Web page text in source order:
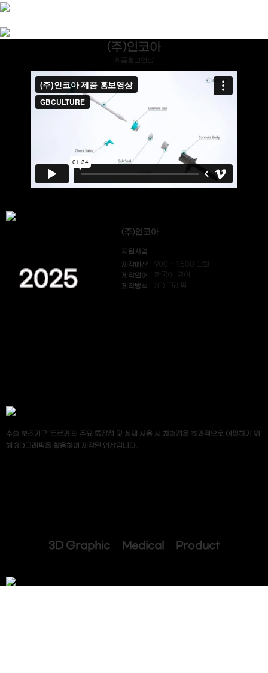
(주)인코아
제품홍보영상
2025
(주)인코아
지원사업
제작예산 900 ~ 1,500 만원
제작언어 한국어, 영어
제작방식 3D 그래픽
수술 보조기구 '트로카'의 주요 특장점 및 실제 사용 시 차별점을 효과적으로 어필하기 위
해 3D그래픽을 활용하여 제작된 영상입니다.
3D Graphic Medical Product